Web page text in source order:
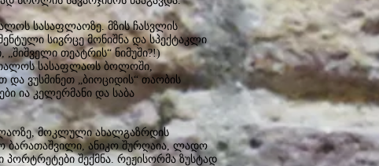
სასაფლაოზე. მზის ჩასვლის
სივრცე მონიშნა და სპექტაკლი
თეატრის“ ნიმუში?!)
სასაფლაოს ბოლოში,
ვუსმინეთ „ბიოციდის“ თაობის
ია კელერმანი და საბა
მოკლული ახალგაზრდის
ბარათაშვილი, ანიკო შურღაია, ლადო
პორტრეტები შექმნა. რეჟისორმა ზუსტად